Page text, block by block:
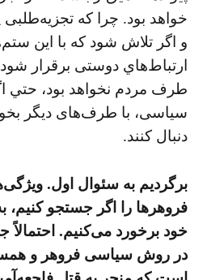
خواهد بود. چرا كه
و اگر تلاش شود كه با اين
ارتباط‌هاي دوستی برقرار
طرف مردم نخواهد بود، حتي
سياسی، با طرف‌های ديگر
دنبال كنند.
برگرديم به سئوال اول.
فروهرها را اگر جستجو
خود برخورد می‌كنيم. احتمالاً
در روش سياسی فروهر و